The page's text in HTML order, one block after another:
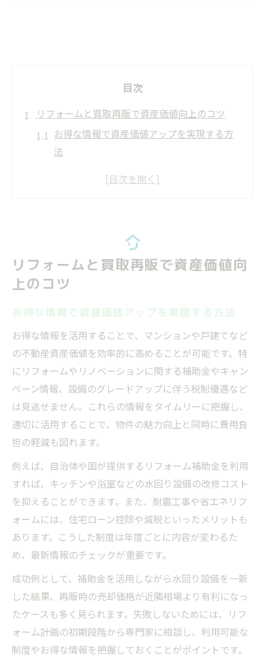
目次
リフォームと買取再販で資産価値向上のコツ
お得な情報で資産価値アップを実現する方
法
リフォームと買取再販の連携で得するポイ
資産価値向上のための市場動向とお得な情
報
お得な情報活用術で業界動向を先取り
業界ランキングを活用したお得な情報の見
リフォーム産業新聞の最新情報で差をつけ
る方法
買取再販業者選びに役立つお得な情報活用
術
業界動向を先取りするためのお得な情報収
集法
中古住宅市場でお得な情報を掴むコツ
中古住宅が再び輝くための最新戦略
お得な情報で実現する中古住宅再生の秘訣
再販事業で注目のお得な情報と実践ポイン
ト
リフォーム戦略とお得な情報の組み合わせ
方
中古住宅の価値向上に役立つ最新お得情報
買取再販で活きるお得な情報の見つけ方
お得な情報活用が再販に強みを生む理由
再販事業で求められるお得な情報の重要性
リフォームと買取再販で資産価値向
上のコツ
お得な情報で資産価値アップを実現する方法
お得な情報を活用することで、マンションや戸建てなど
の不動産資産価値を効率的に高めることが可能です。特
にリフォームやリノベーションに関する補助金やキャン
ペーン情報、設備のグレードアップに伴う税制優遇など
は見逃せません。これらの情報をタイムリーに把握し、
適切に活用することで、物件の魅力向上と同時に費用負
担の軽減も図れます。
例えば、自治体や国が提供するリフォーム補助金を利用
すれば、キッチンや浴室などの水回り設備の改修コスト
を抑えることができます。また、耐震工事や省エネリフ
ォームには、住宅ローン控除や減税といったメリットも
あります。こうした制度は年度ごとに内容が変わるた
め、最新情報のチェックが重要です。
成功例として、補助金を活用しながら水回り設備を一新
した結果、再販時の売却価格が近隣相場より有利になっ
たケースも多く見られます。失敗しないためには、リフ
ォーム計画の初期段階から専門家に相談し、利用可能な
制度やお得な情報を把握しておくことがポイントです。